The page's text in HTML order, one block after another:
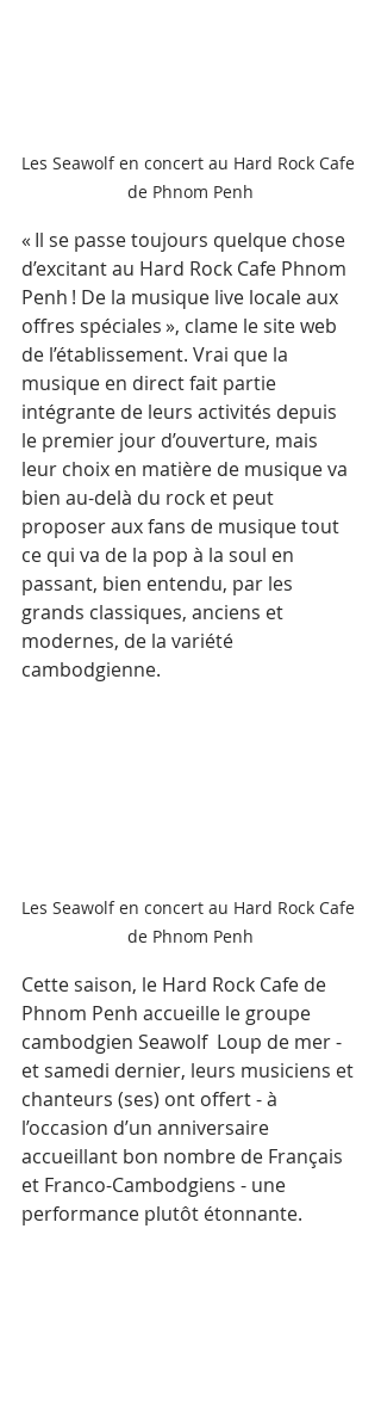
Les Seawolf en concert au Hard Rock Cafe
de Phnom Penh
« Il se passe toujours quelque chose
d’excitant au Hard Rock Cafe Phnom
Penh ! De la musique live locale aux
offres spéciales », clame le site web
de l’établissement. Vrai que la
musique en direct fait partie
intégrante de leurs activités depuis
le premier jour d’ouverture, mais
leur choix en matière de musique va
bien au-delà du rock et peut
proposer aux fans de musique tout
ce qui va de la pop à la soul en
passant, bien entendu, par les
grands classiques, anciens et
modernes, de la variété
cambodgienne.
Les Seawolf en concert au Hard Rock Cafe
de Phnom Penh
Cette saison, le Hard Rock Cafe de
Phnom Penh accueille le groupe
cambodgien Seawolf  Loup de mer -
et samedi dernier, leurs musiciens et
chanteurs (ses) ont offert - à
l’occasion d’un anniversaire
accueillant bon nombre de Français
et Franco-Cambodgiens - une
performance plutôt étonnante.